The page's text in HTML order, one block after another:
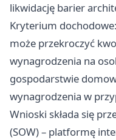
likwidację barier
Kryterium
może przekroczyć
wynagrodzenia na
gospodarstwie
wynagrodzenia w
Wnioski składa się
(SOW) – platformę